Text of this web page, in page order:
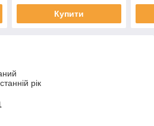
Купити
рік